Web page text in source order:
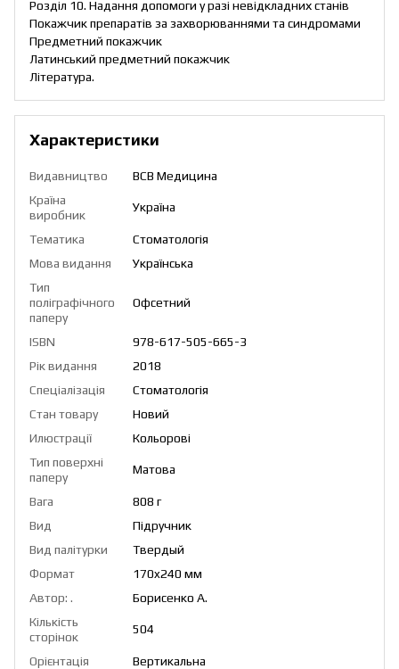
Розділ 10. Надання допомоги у разі невідкладних станів
Покажчик препаратів за захворюваннями та синдромами
Предметний покажчик
Латинський предметний покажчик
Література.
Характеристики
Видавництво
ВСВ Медицина
Країна
виробник
Україна
Тематика
Стоматологія
Мова видання
Українська
Тип
поліграфічного
паперу
Офсетний
ISBN
978-617-505-665-3
Рік видання
2018
Спеціалізація
Стоматологія
Стан товару
Новий
Илюстрації
Кольорові
Тип поверхні
паперу
Матова
Вага
808 г
Вид
Підручник
Вид палітурки
Твердый
Формат
170x240 мм
Автор: .
Борисенко А.
Кількість
сторінок
504
Орієнтація Вертикальна